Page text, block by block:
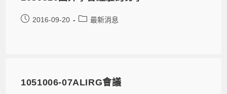
2016-09-20 最新消息
1051006-07ALIRG會議